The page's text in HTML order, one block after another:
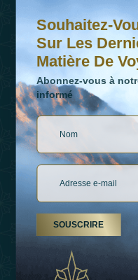
WhatsApp
À
Souhaitez-
Sur Les
Matière De
Abonnez-vous à
informé
SOUSCRIRE